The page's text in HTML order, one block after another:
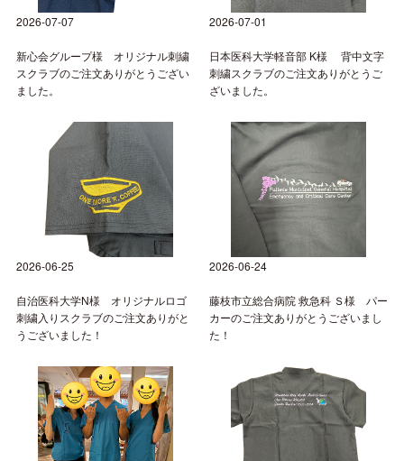
2026-07-07
新心会グループ様 オリジナル刺繍
スクラブのご注文ありがとうござい
ました。
2026-07-01
日本医科大学軽音部 K様 背中文字
刺繍スクラブのご注文ありがとうご
ざいました。
2026-06-25
自治医科大学N様 オリジナルロゴ
刺繍入りスクラブのご注文ありがと
うございました！
2026-06-24
藤枝市立総合病院 救急科 Ｓ様 パー
カーのご注文ありがとうございまし
た！